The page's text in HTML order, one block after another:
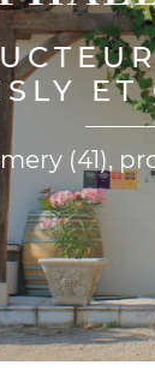
à recevoir nos
Vous pouvez vous
.